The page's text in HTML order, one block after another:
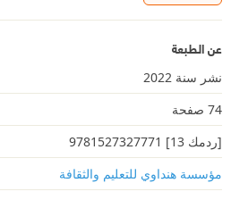
عن الطبعة
نشر سنة 2022
74 صفحة
[ردمك 13] 9781527327771
مؤسسة هنداوي للتعليم والثقافة